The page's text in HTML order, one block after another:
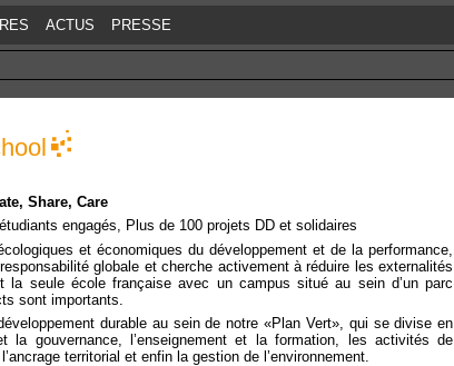
ACTUS PRESSE
Share, Care
engagés, Plus de 100 projets DD et solidaires
et économiques du développement et de la performance,
globale et cherche activement à réduire les externalités
la seule école française avec un campus situé au sein d’un parc
sont importants.
durable au sein de notre «Plan Vert», qui se divise en
la gouvernance, l’enseignement et la formation, les activités de
territorial et enfin la gestion de l’environnement.